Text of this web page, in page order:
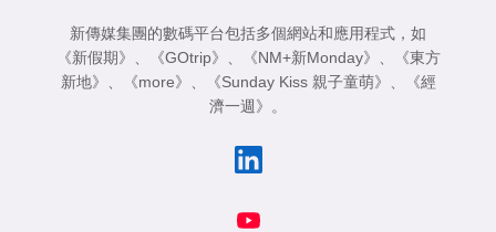
新傳媒集團的數碼平台包括多個網站和應用程式，如
《新假期》
《GOtrip》 《NM+新Monday》
《東方
新地》
《more》 《Sunday Kiss 親子童萌》
《經
濟一週》
。